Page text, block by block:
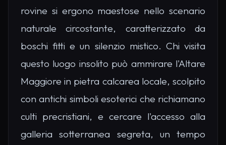
rovine si ergono maestose nello scenario
naturale circostante, caratterizzato da
boschi fitti e un silenzio mistico. Chi visita
questo luogo insolito può ammirare l'Altare
Maggiore in pietra calcarea locale, scolpito
con antichi simboli esoterici che richiamano
culti precristiani, e cercare l'accesso alla
galleria sotterranea segreta, un tempo